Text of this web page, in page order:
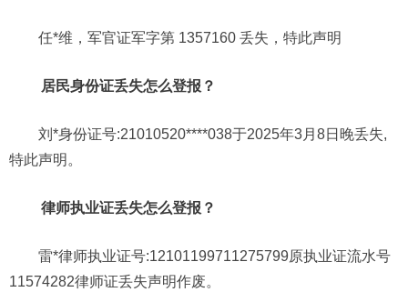
任*维，军官证军字第 1357160 丢失，特此声明
居民身份证丢失怎么登报？
刘*身份证号:21010520****038于2025年3月8日晚丢失,
特此声明。
律师执业证丢失怎么登报？
雷*律师执业证号:12101199711275799原执业证流水号
11574282律师证丢失声明作废。